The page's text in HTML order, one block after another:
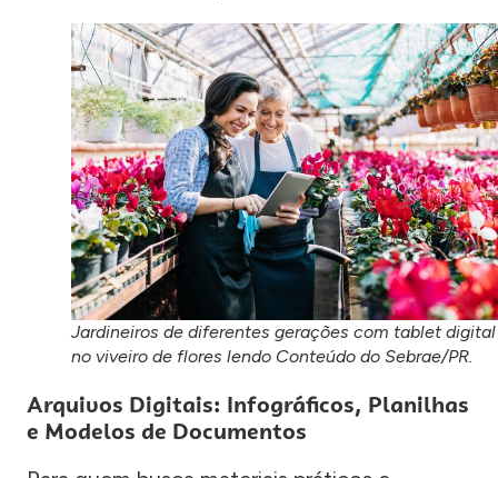
Jardineiros de diferentes gerações com tablet digital
no viveiro de flores lendo Conteúdo do Sebrae/PR.
Arquivos Digitais: Infográficos, Planilhas
e Modelos de Documentos